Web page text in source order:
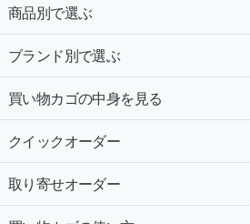
商品別で選ぶ
ブランド別で選ぶ
買い物カゴの中身を見る
クイックオーダー
取り寄せオーダー